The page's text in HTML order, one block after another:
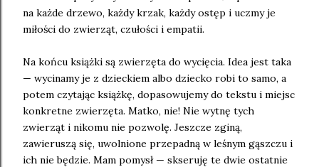
na każde drzewo, każdy krzak, każdy ostęp i uczmy je
miłości do zwierząt, czułości i empatii.
Na końcu książki są zwierzęta do wycięcia. Idea jest taka
— wycinamy je z dzieckiem albo dziecko robi to samo, a
potem czytając książkę, dopasowujemy do tekstu i miejsc
konkretne zwierzęta. Matko, nie! Nie wytnę tych
zwierząt i nikomu nie pozwolę. Jeszcze zginą,
zawieruszą się, uwolnione przepadną w leśnym gąszczu i
ich nie będzie. Mam pomysł — skseruję te dwie ostatnie